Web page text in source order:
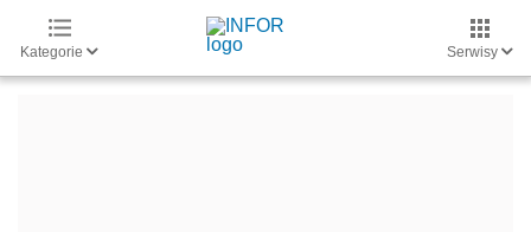
Kategorie Serwisy